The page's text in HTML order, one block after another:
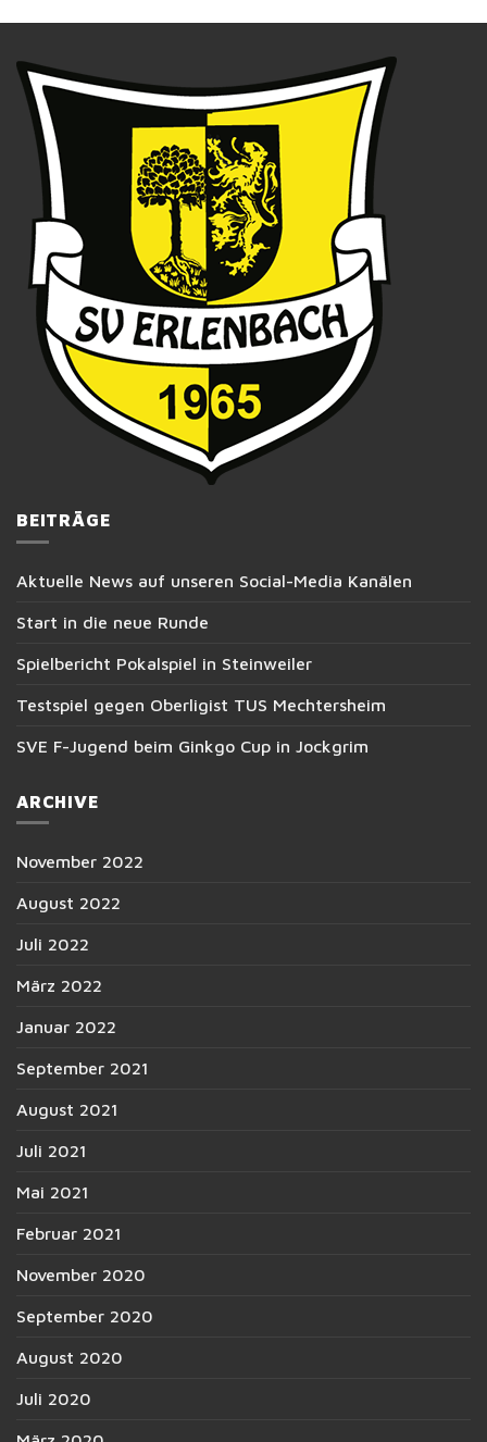
BEITRÄGE
Aktuelle News auf unseren Social-Media Kanälen
Start in die neue Runde
Spielbericht Pokalspiel in Steinweiler
Testspiel gegen Oberligist TUS Mechtersheim
SVE F-Jugend beim Ginkgo Cup in Jockgrim
ARCHIVE
November 2022
August 2022
Juli 2022
März 2022
Januar 2022
September 2021
August 2021
Juli 2021
Mai 2021
Februar 2021
November 2020
September 2020
August 2020
Juli 2020